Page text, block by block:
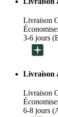
Livraison
3-6 jours
Livraison
Livraison
6-8 jours